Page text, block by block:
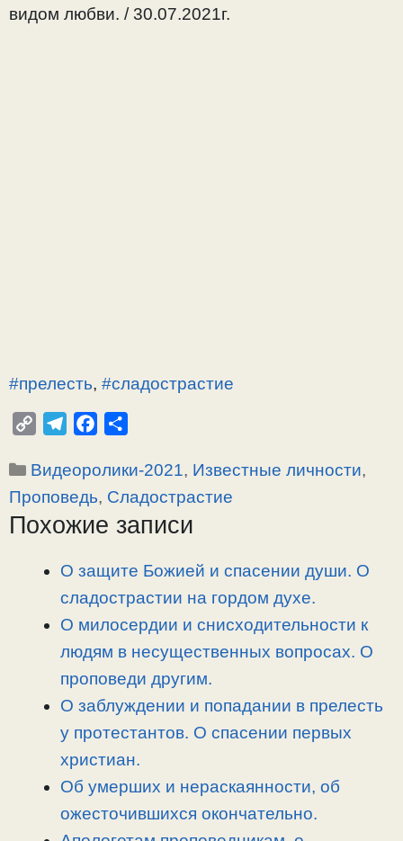
видом любви. / 30.07.2021г.
#прелесть, #сладострастие
p
y
L
l
e
g
a
c
b
п
р
а
ь
Рубрики
Видеоролики-2021, Известные личности,
Проповедь, Сладострастие
Похожие записи
О защите Божией и спасении души. О
сладострастии на гордом духе.
О милосердии и снисходительности к
людям в несущественных вопросах. О
проповеди другим.
О заблуждении и попадании в прелесть
у протестантов. О спасении первых
христиан.
Об умерших и нераскаянности, об
ожесточившихся окончательно.